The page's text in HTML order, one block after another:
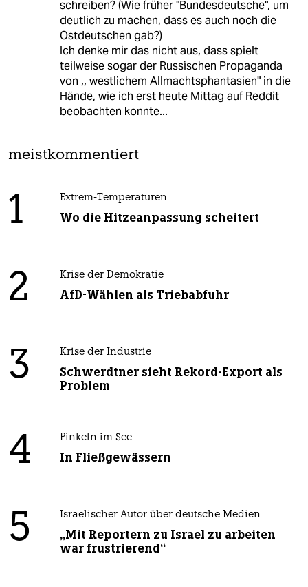
schreiben? (Wie früher "Bundesdeutsche", um
deutlich zu machen, dass es auch noch die
Ostdeutschen gab?)
Ich denke mir das nicht aus, dass spielt
teilweise sogar der Russischen Propaganda
von ,, westlichem Allmachtsphantasien" in die
Hände, wie ich erst heute Mittag auf Reddit
beobachten konnte...
meistkommentiert
1 Extrem-Temperaturen
Wo die Hitzeanpassung scheitert
2 Krise der Demokratie
AfD-Wählen als Triebabfuhr
3 Krise der Industrie
Schwerdtner sieht Rekord-Export als
Problem
4 Pinkeln im See
In Fließgewässern
5 Israelischer Autor über deutsche Medien
„Mit Reportern zu Israel zu arbeiten
war frustrierend“